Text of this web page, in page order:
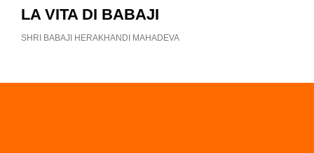
LA VITA DI BABAJI
SHRI BABAJI HERAKHANDI MAHADEVA